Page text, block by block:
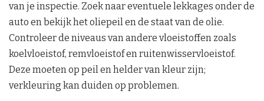
van je inspectie. Zoek naar eventuele lekkages onder de
auto en bekijk het oliepeil en de staat van de olie.
Controleer de niveaus van andere vloeistoffen zoals
koelvloeistof, remvloeistof en ruitenwisservloeistof.
Deze moeten op peil en helder van kleur zijn;
verkleuring kan duiden op problemen.